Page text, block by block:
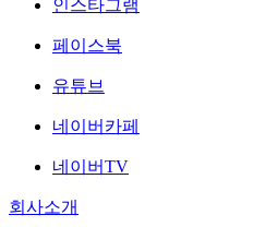
인스타그램
페이스북
유튜브
네이버카페
네이버TV
회사소개